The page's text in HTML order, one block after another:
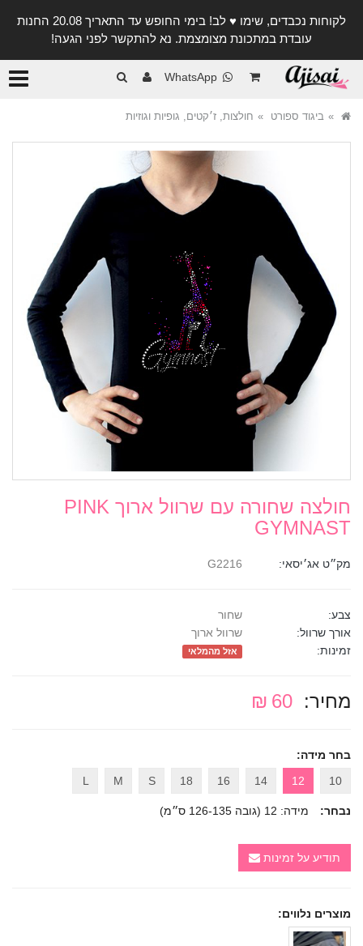
לקוחות נכבדים, שימו ♥️ לב! בימי החופש עד התאריך 20.08 החנות
עובדת במתכונת מצומצמת. נא להתקשר לפני הגעה!
WhatsApp
ביגוד ספורט חולצות, ז׳קטים, גופיות וגוזיות
חולצה שחורה עם שרוול ארוך PINK
GYMNAST
מק״ט אג׳יסאי:
צבע:
שחור
אורך שרוול:
שרוול ארוך
זמינות:
אזל מהמלאי
מחיר: 60 ₪
בחר מידה:
10
12
14
16
18
S
M
L
נבחר: מידה: 12 (גובה 126-135 ס״מ)
תודיע על זמינות
מוצרים נלווים: